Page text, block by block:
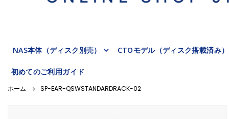
NAS本体（ディスク別売） CTOモデル（ディスク搭載済み）
初めてのご利用ガイド
SP-EAR-QSWSTANDARDRACK-02